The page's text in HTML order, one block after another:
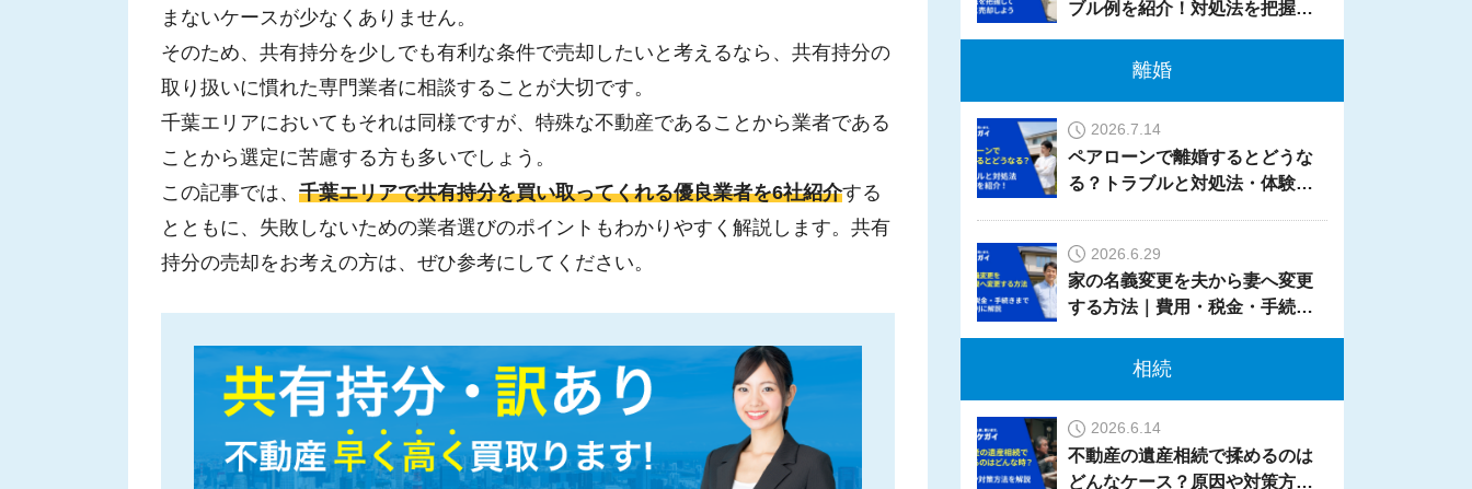
まないケースが少なくありません。
そのため、共有持分を少しでも有利な条件で売却したいと考えるなら、共有持分の
取り扱いに慣れた専門業者に相談することが大切です。
千葉エリアにおいてもそれは同様ですが、特殊な不動産であることから業者である
ことから選定に苦慮する方も多いでしょう。
この記事では、 千葉エリアで共有持分を買い取ってくれる優良業者を6社紹介する
とともに、失敗しないための業者選びのポイントもわかりやすく解説します。共有
持分の売却をお考えの方は、ぜひ参考にしてください。
ブル例を紹介！対処法を把握し
て、安全に売却しよう
離婚
2026.7.14
ペアローンで離婚するとどうな
る？トラブルと対処法・体験談
2026.6.29
家の名義変更を夫から妻へ変更
する方法｜費用・税金・手続き
までケース別に解説
相続
2026.6.14
不動産の遺産相続で揉めるのは
どんなケース？原因や対策方法